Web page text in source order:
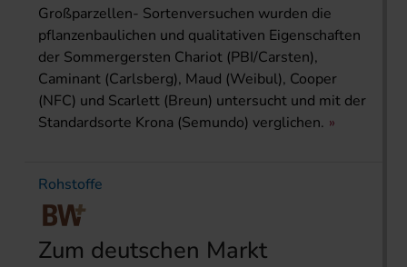
Großparzellen- Sortenversuchen wurden die
pflanzenbaulichen und qualitativen Eigenschaften
der Sommergersten Chariot (PBI/Carsten),
Caminant (Carlsberg), Maud (Weibul), Cooper
(NFC) und Scarlett (Breun) untersucht und mit der
Standardsorte Krona (Semundo) verglichen.
Rohstoffe
Zum deutschen Markt